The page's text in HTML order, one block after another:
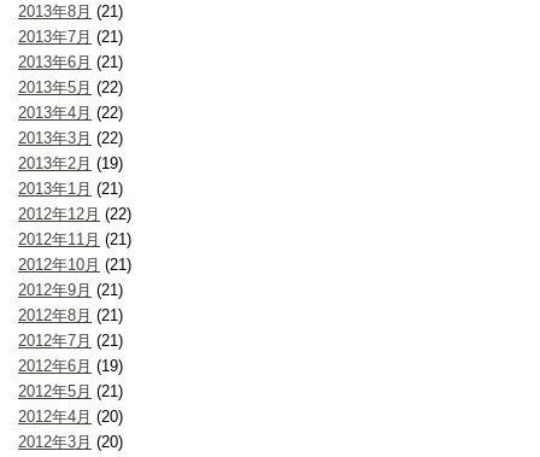
2013年8月 (21)
2013年7月 (21)
2013年6月 (21)
2013年5月 (22)
2013年4月 (22)
2013年3月 (22)
2013年2月 (19)
2013年1月 (21)
2012年12月 (22)
2012年11月 (21)
2012年10月 (21)
2012年9月 (21)
2012年8月 (21)
2012年7月 (21)
2012年6月 (19)
2012年5月 (21)
2012年4月 (20)
2012年3月 (20)